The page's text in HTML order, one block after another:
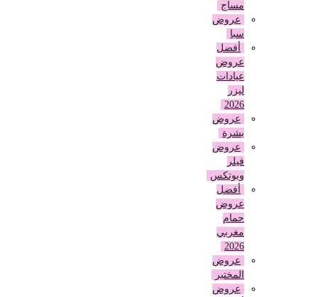
مساج
عروض
أفضل
عروض
عيادات
عروض
بشرة
عروض
وبوتكس
أفضل
عروض
حمام
مغربي
عروض
المختبر
عروض